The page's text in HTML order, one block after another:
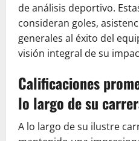
de análisis deportivo.
consideran goles,
generales al éxito del
visión integral de su
Calificaciones
lo largo de su
A lo largo de su ilustre